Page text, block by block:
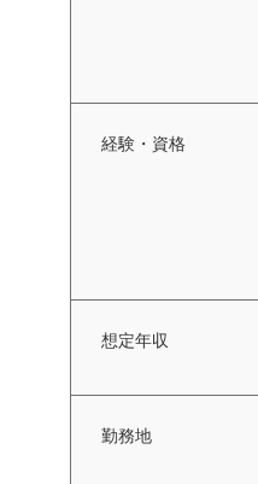
経験・資格
想定年収
勤務地